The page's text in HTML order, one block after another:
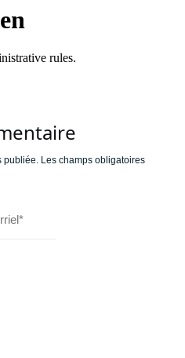
publiée. Les champs obligatoires